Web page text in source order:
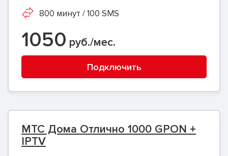
800 минут / 100 SMS
1050 руб./мес.
Подключить
МТС Дома Отлично 1000 GPON +
IPTV